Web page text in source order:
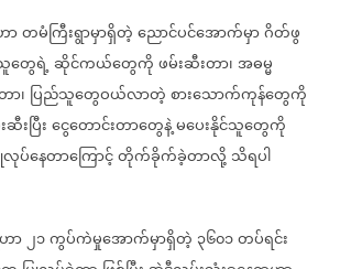
ာတမံကြီးရွာမှာရှိတဲ့ညောင်ပင်အောက်မှာဂိတ်ဖွ
သူတွေရဲ့ဆိုင်ကယ်တွေကိုဖမ်းဆီးတာ၊အဓမ္မ
၊ ပြည်သူတွေဝယ်လာတဲ့စားသောက်ကုန်တွေကို
းပြီးငွေတောင်းတာတွေနဲ့မပေးနိုင်သူတွေကို
လုပ်နေတာကြောင့်တိုက်ခိုက်ခဲ့တာလို့သိရပါ
ာ၂၁ကွပ်ကဲမှုအောက်မှာရှိတဲ့ ၃၆၀၁တပ်ရင်း